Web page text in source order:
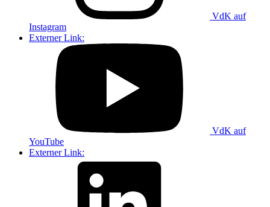
VdK auf
Instagram
Externer Link:
VdK auf
YouTube
Externer Link: